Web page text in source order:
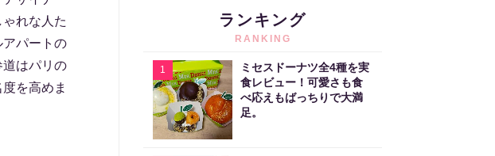
れな人た
パートの
はパリの
を高めま
ランキング
RANKING
1
ミセスドーナツ全4種を実
食レビュー！可愛さも食
べ応えもばっちりで大満
足。